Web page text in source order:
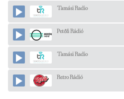
Tamási Radio
Petőfi Rádió
Tamási Radio
Retro Rádió